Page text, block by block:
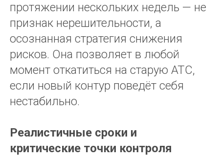
протяжении нескольких недель — не
признак нерешительности, а
осознанная стратегия снижения
рисков. Она позволяет в любой
момент откатиться на старую АТС,
если новый контур поведёт себя
нестабильно.
Реалистичные сроки и
критические точки контроля